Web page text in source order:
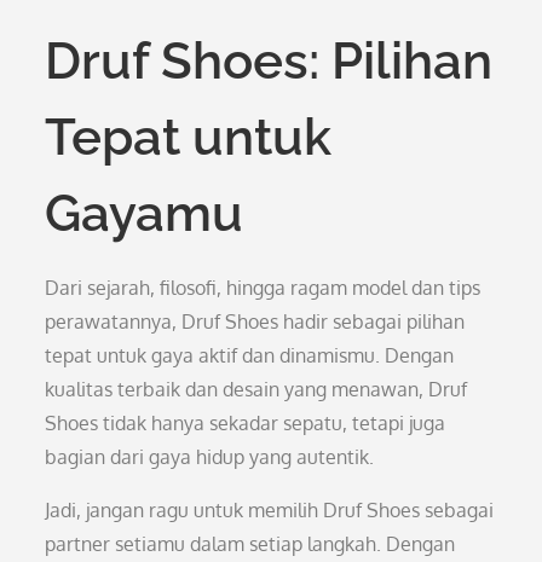
Druf Shoes: Pilihan
Tepat untuk
Gayamu
Dari sejarah, filosofi, hingga ragam model dan tips
perawatannya, Druf Shoes hadir sebagai pilihan
tepat untuk gaya aktif dan dinamismu. Dengan
kualitas terbaik dan desain yang menawan, Druf
Shoes tidak hanya sekadar sepatu, tetapi juga
bagian dari gaya hidup yang autentik.
Jadi, jangan ragu untuk memilih Druf Shoes sebagai
partner setiamu dalam setiap langkah. Dengan